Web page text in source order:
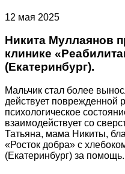
12 мая 2025
Никита Муллаянов
клинике
(Екатеринбург).
Мальчик стал более
действует поврежденной
психологическое
взаимодействует со
Татьяна, мама Никиты,
«Росток добра» с
(Екатеринбург) за помощь.